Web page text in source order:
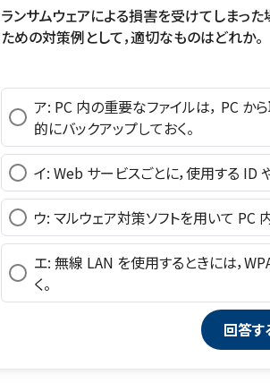
ランサムウェアによる損害を受けてしまっ
ための対策例として，適切なものはどれか。
ア: PC 内の重要なファイルは， PC
的にバックアップしておく。
イ: Web サービスごとに，使用する ID
ウ: マルウェア対策ソフトを用いて PC
エ: 無線 LAN を使用するときには，
く。